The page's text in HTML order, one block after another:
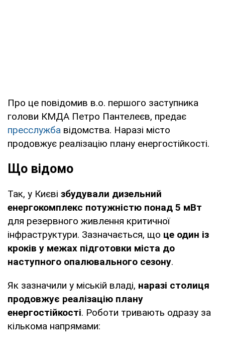
Про це повідомив в.о. першого заступника
голови КМДА Петро Пантелеєв, предає
пресслужба відомства. Наразі місто
продовжує реалізацію плану енергостійкості.
Що відомо
Так, у Києві збудували дизельний
енергокомплекс потужністю понад 5 мВт
для резервного живлення критичної
інфраструктури. Зазначається, що це один із
кроків у межах підготовки міста до
наступного опалювального сезону.
Як зазначили у міській владі, наразі столиця
продовжує реалізацію плану
енергостійкості. Роботи тривають одразу за
кількома напрямами: